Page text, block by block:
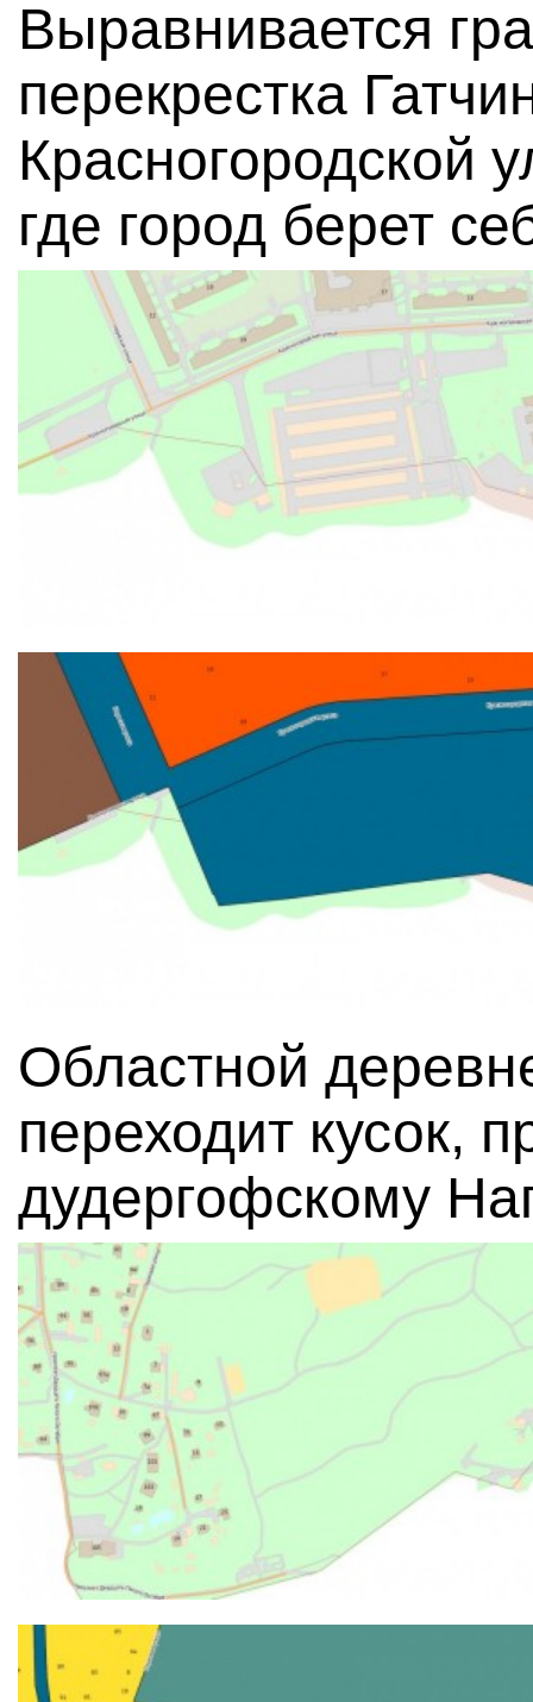
Выравнивается
перекрестка
Красногородской
где город берет
Областной
переходит кусок,
дудергофскому